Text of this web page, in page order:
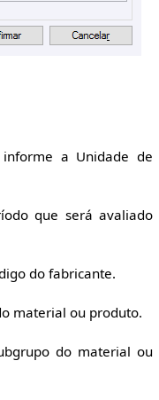
a Unidade de
que será avaliado
do fabricante.
material ou produto.
do material ou